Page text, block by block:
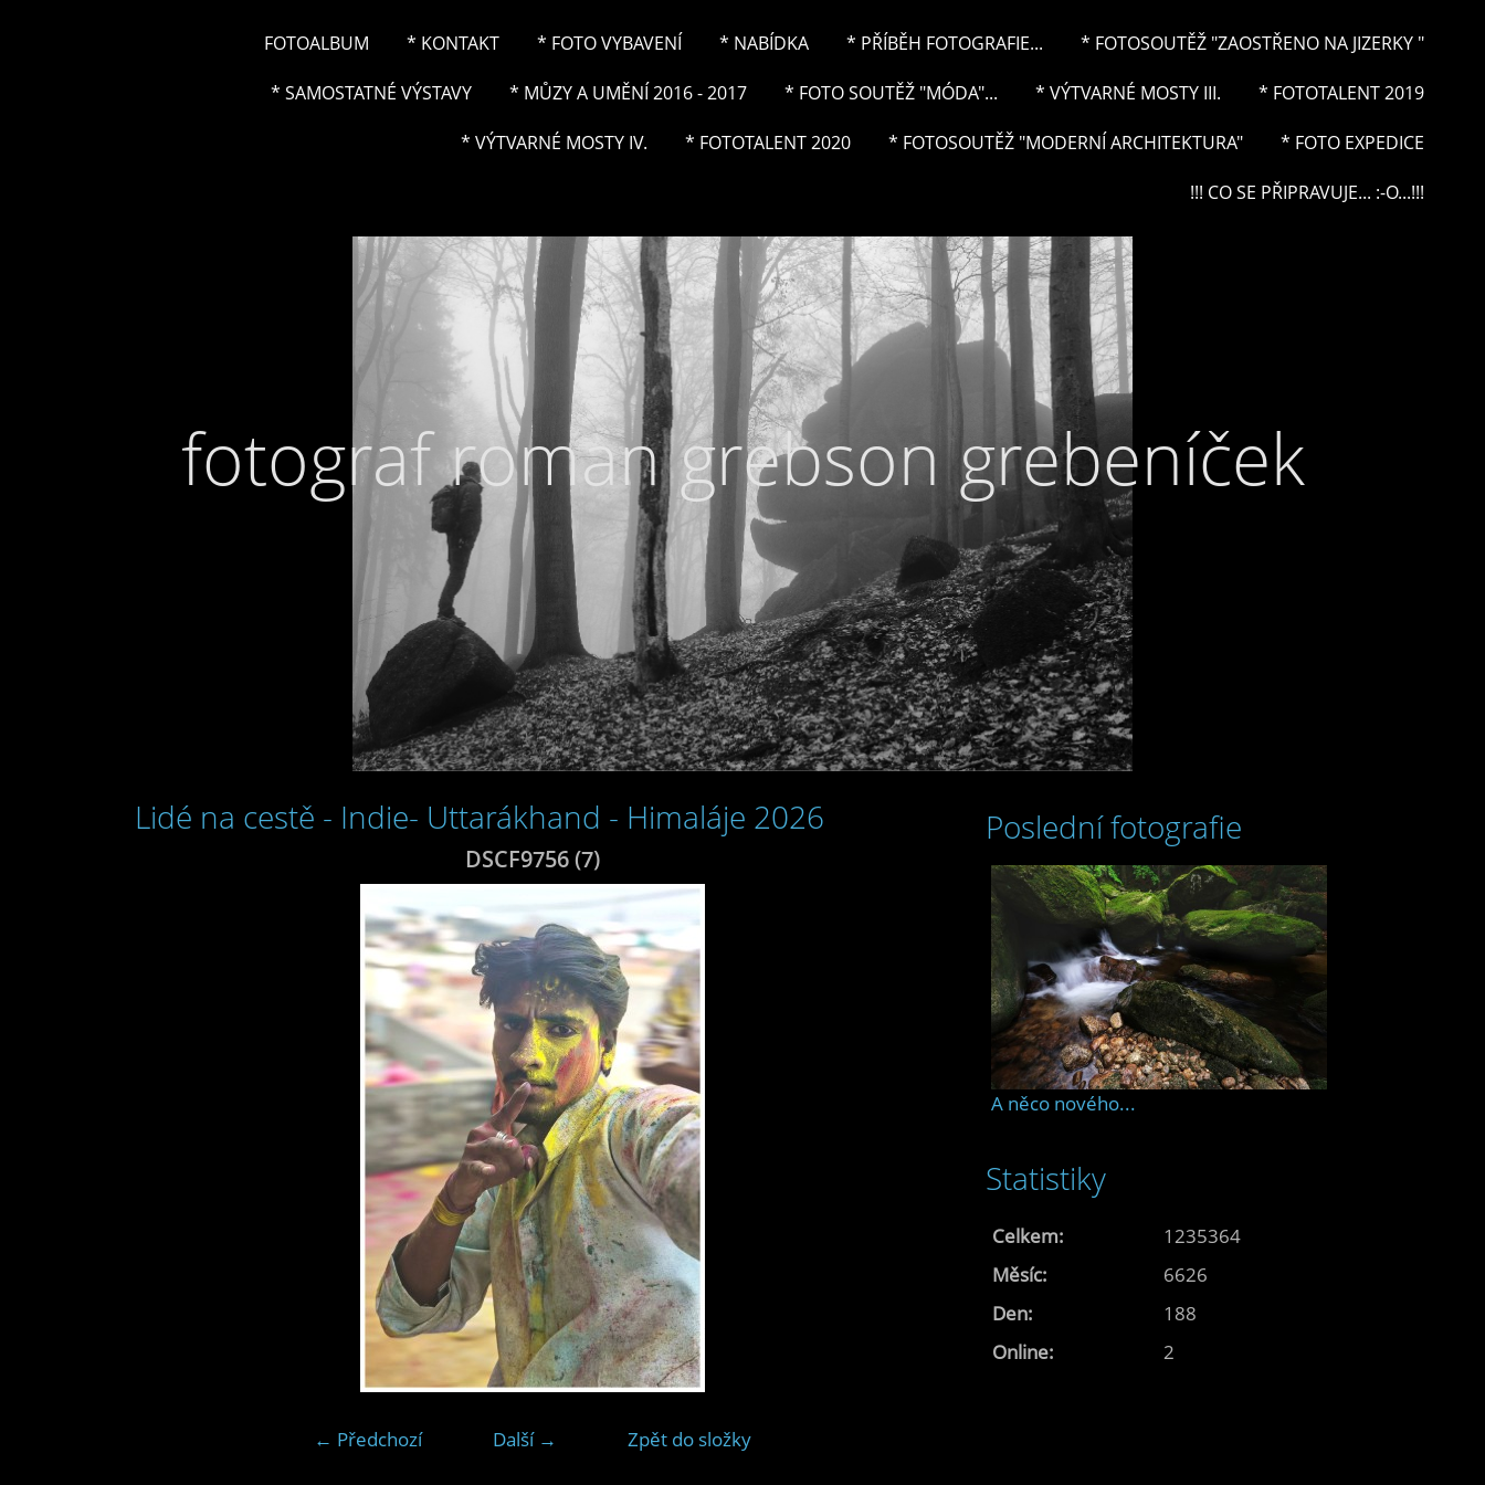
FOTOALBUM * KONTAKT * FOTO VYBAVENÍ * NABÍDKA * PŘÍBĚH FOTOGRAFIE... * FOTOSOUTĚŽ "ZAOSTŘENO NA JIZERKY "
* SAMOSTATNÉ VÝSTAVY * MŮZY A UMĚNÍ 2016 - 2017 * FOTO SOUTĚŽ "MÓDA"... * VÝTVARNÉ MOSTY III. * FOTOTALENT 2019
* VÝTVARNÉ MOSTY IV. * FOTOTALENT 2020 * FOTOSOUTĚŽ "MODERNÍ ARCHITEKTURA" * FOTO EXPEDICE
!!! CO SE PŘIPRAVUJE... :-O...!!!
fotograf roman grebson grebeníček
Lidé na cestě - Indie- Uttarákhand - Himaláje 2026
DSCF9756 (7)
← Předchozí Další → Zpět do složky
Poslední fotografie
A něco nového...
Statistiky
Online: 2
Celkem:
1235364
Měsíc:
6626
Den:
188